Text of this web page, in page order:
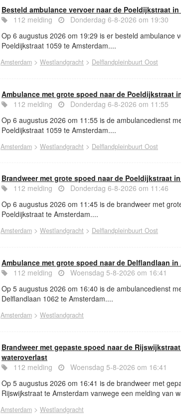
Besteld ambulance vervoer naar de Poeldijkstraat in
112 melding
Donderdag 6-8-2026 om 19:30
Op 6 augustus 2026 om 19:29 is er besteld ambulance
Poeldijkstraat 1059 te Amsterdam....
Amsterdam > Westlandgracht > Delflandpleinbuurt Oost
Ambulance met grote spoed naar de Poeldijkstraat
112 melding
Donderdag 6-8-2026 om 11:55
Op 6 augustus 2026 om 11:55 is de ambulancedienst
Poeldijkstraat 1059 te Amsterdam....
Amsterdam > Westlandgracht > Delflandpleinbuurt Oost
Brandweer met grote spoed naar de Poeldijkstraat
112 melding
Donderdag 6-8-2026 om 11:46
Op 6 augustus 2026 om 11:45 is de brandweer met
Poeldijkstraat te Amsterdam....
Amsterdam > Westlandgracht > Delflandpleinbuurt Oost
Ambulance met grote spoed naar de Delflandlaan in
112 melding
Woensdag 5-8-2026 om 16:41
Op 5 augustus 2026 om 16:40 is de ambulancedienst
Delflandlaan 1062 te Amsterdam....
Amsterdam > Westlandgracht
Brandweer met gepaste spoed naar de
wateroverlast
112 melding
Woensdag 5-8-2026 om 16:41
Op 5 augustus 2026 om 16:41 is de brandweer met
Rijswijkstraat te Amsterdam vanwege een melding van
Amsterdam > Westlandgracht